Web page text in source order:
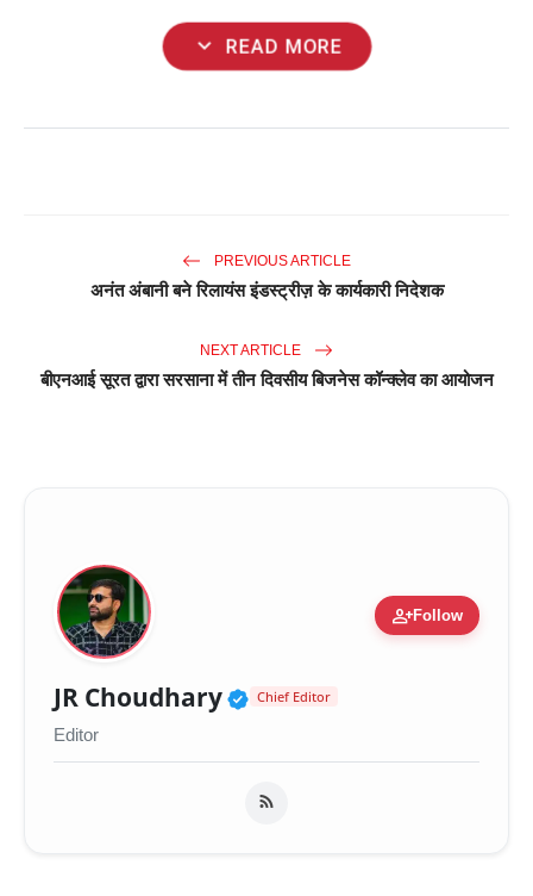
expand_more READ MORE
PREVIOUS ARTICLE
अनंत अंबानी बने रिलायंस इंडस्ट्रीज़ के कार्यकारी निदेशक
NEXT ARTICLE
बीएनआई सूरत द्वारा सरसाना में तीन दिवसीय बिजनेस कॉन्क्लेव का आयोजन
person_addFollow
JR Choudhary Verified Public Figure
Chief Editor
Editor